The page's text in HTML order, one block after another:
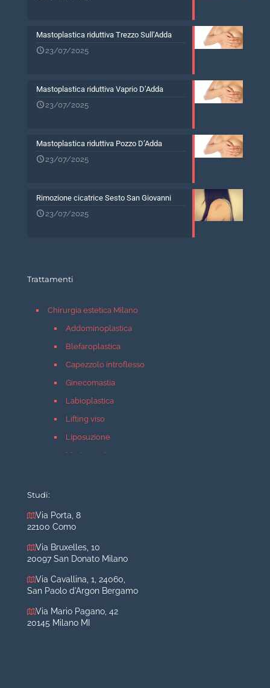
Mastoplastica riduttiva Trezzo Sull’Adda
23/07/2025
Mastoplastica riduttiva Vaprio D’Adda
23/07/2025
Mastoplastica riduttiva Pozzo D’Adda
23/07/2025
Rimozione cicatrice Sesto San Giovanni
23/07/2025
Trattamenti
Chirurgia estetica Milano
Addominoplastica
Blefaroplastica
Capezzolo introflesso
Ginecomastia
Labioplastica
Lifting viso
Liposuzione
Mastopessi
Rinoplastica
Medicina estetica Milano
Acido ialuronico viso
Aumento labbra
Filler
Studi:
Via Porta, 8
22100 Como
Via Bruxelles, 10
20097 San Donato Milano
Via Cavallina, 1, 24060,
San Paolo d'Argon Bergamo
Via Mario Pagano, 42
20145 Milano MI